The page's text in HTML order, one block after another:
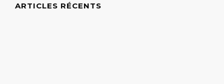
ARTICLES RÉCENTS